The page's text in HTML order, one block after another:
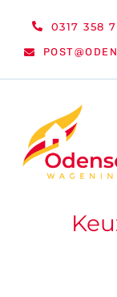
0317 358
WELKOM